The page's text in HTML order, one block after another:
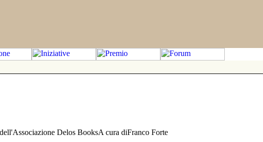
Delos BooksA cura diFranco Forte